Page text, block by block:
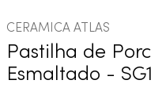
CERAMICA ATLAS
Pastilha de
Esmaltado -
níquel escovado
4º
deca